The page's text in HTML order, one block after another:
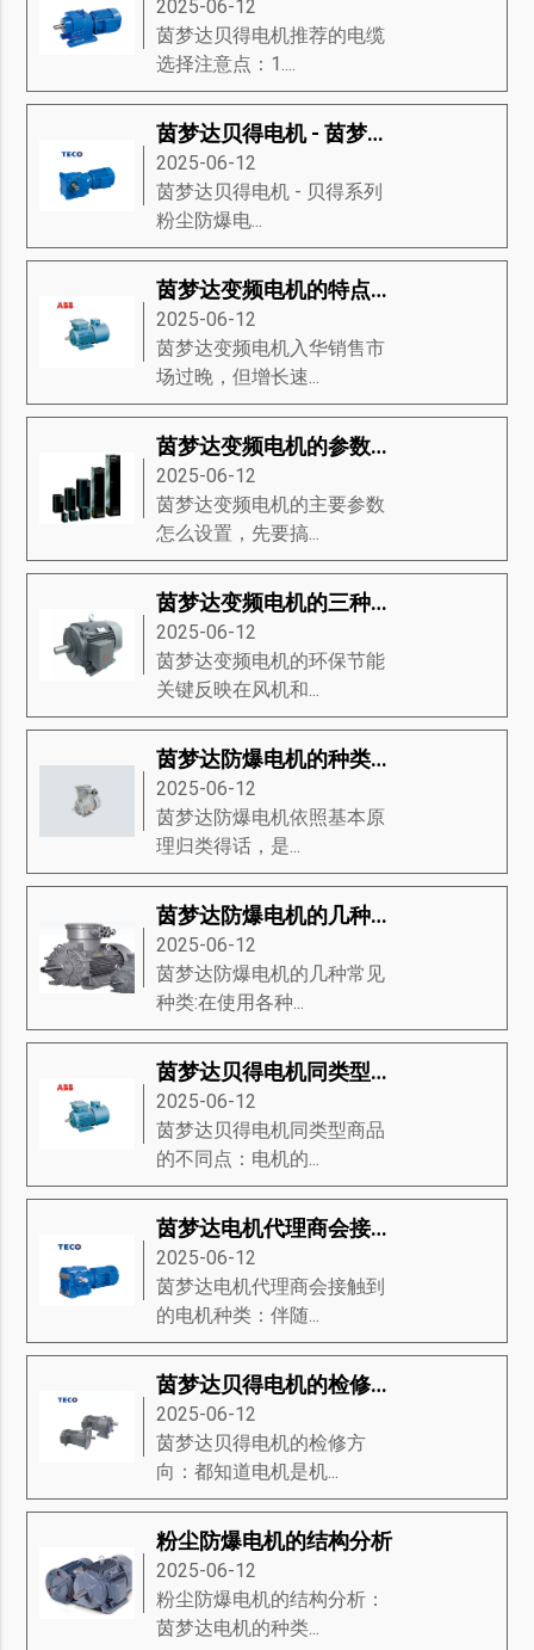
2025-06-12
茵梦达贝得电机推荐的电缆
选择注意点：1....
茵梦达贝得电机 - 茵梦达粉尘防爆电动机
2025-06-12
茵梦达贝得电机​ - 贝得系列
粉尘防爆电...
茵梦达变频电机的特点及维修
2025-06-12
茵梦达变频电机入华销售市
场过晚，但增长速...
茵梦达变频电机的参数该如何设置？
2025-06-12
茵梦达变频电机的主要参数
怎么设置，先要搞...
茵梦达变频电机的三种基础分类
2025-06-12
茵梦达变频电机的环保节能
关键反映在风机和...
茵梦达防爆电机的种类有哪些？茵梦达防爆电机的维修方式有哪些？
2025-06-12
茵梦达防爆电机​依照基本原
理归类得话，是...
茵梦达防爆电机的几种常见种类
2025-06-12
茵梦达防爆电机的几种常见
种类:在使用各种...
茵梦达贝得电机同类型商品的不同点
2025-06-12
茵梦达贝得电机同类型商品
的不同点：电机的...
茵梦达电机代理商会接触到的电机种类
2025-06-12
茵梦达电机代理商会接触到
的电机种类：伴随...
茵梦达贝得电机的检修方向
2025-06-12
茵梦达贝得电机的检修方
向：都知道电机是机...
粉尘防爆电机的结构分析
2025-06-12
粉尘防爆电机的结构分析：
茵梦达电机的种类...